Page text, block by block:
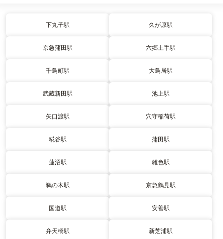
下丸子駅 久が原駅
京急蒲田駅 六郷土手駅
千鳥町駅 大鳥居駅
武蔵新田駅 池上駅
矢口渡駅 穴守稲荷駅
糀谷駅 蒲田駅
蓮沼駅 雑色駅
鵜の木駅 京急鶴見駅
国道駅 安善駅
弁天橋駅 新芝浦駅